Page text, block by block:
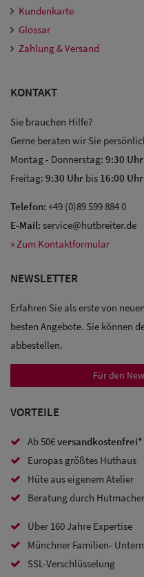
Sale: Caps
Sale:
Baseball
Caps
Caps
Sale:
Trucker
Caps
Sale: Caps
mit
Ohrenschutz
Kundenkarte
Glossar
Zahlung & Versand
KONTAKT
Sie brauchen Hilfe?
Gerne beraten wir Sie
Montag - Donnerstag: 9:30 Uhr
Freitag: 9:30 Uhr bis 16:00 Uhr
Telefon: +49 (0)89 599 884 0
E-Mail: service@hutbreiter.de
» Zum Kontaktformular
NEWSLETTER
Erfahren Sie als erste von
besten Angebote. Sie können
abbestellen.
Für den
VORTEILE
Ab 50€versandkostenfrei*
Europas größtes Huthaus
Hüte aus eigenem Atelier
Beratung durch Hutmacher
Über 160 Jahre Expertise
Münchner Familien-
SSL-Verschlüsselung